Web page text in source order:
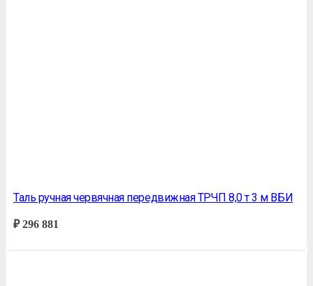
Таль ручная червячная передвижная ТРЧП 8,0 т 3 м ВБИ
₽296 881